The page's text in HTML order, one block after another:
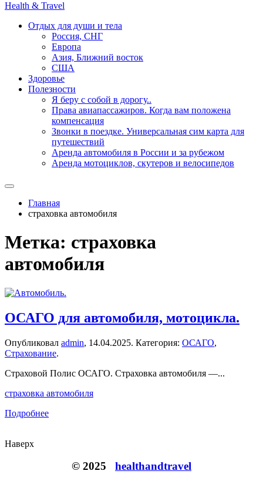
Health & Travel
Отдых для души и тела
Россия, СНГ
Европа
Азия, Ближний восток
США
Здоровье
Полезности
Я беру с собой в дорогу..
Права авиапассажиров. Когда вам положена
компенсация
Звонки в поездке. Универсальная сим карта для
путешествий
Аренда автомобиля в России и за рубежом
Аренда мотоциклов, скутеров и велосипедов
Главная
страховка автомобиля
Метка: страховка
автомобиля
ОСАГО для автомобиля, мотоцикла.
Опубликовал admin, 14.04.2025. Категория: ОСАГО,
Страхование.
Страховой Полис ОСАГО. Страховка автомобиля —...
страховка автомобиля
Подробнее
Наверх
© 2025 healthandtravel